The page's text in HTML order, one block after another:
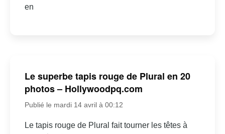
en
Le superbe tapis rouge de Plural en 20
photos – Hollywoodpq.com
Publié le mardi 14 avril à 00:12
Le tapis rouge de Plural fait tourner les têtes à